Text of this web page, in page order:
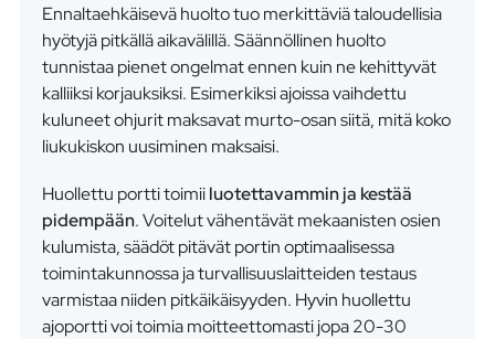
Ennaltaehkäisevä huolto tuo merkittäviä taloudellisia
hyötyjä pitkällä aikavälillä. Säännöllinen huolto
tunnistaa pienet ongelmat ennen kuin ne kehittyvät
kalliiksi korjauksiksi. Esimerkiksi ajoissa vaihdettu
kuluneet ohjurit maksavat murto-osan siitä, mitä koko
liukukiskon uusiminen maksaisi.
Huollettu portti toimiiluotettavammin ja kestää
pidempään. Voitelut vähentävät mekaanisten osien
kulumista, säädöt pitävät portin optimaalisessa
toimintakunnossa ja turvallisuuslaitteiden testaus
varmistaa niiden pitkäikäisyyden. Hyvin huollettu
ajoportti voi toimia moitteettomasti jopa 20-30